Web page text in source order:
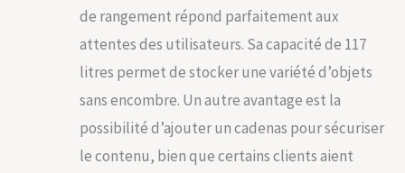
de rangement répond parfaitement aux
attentes des utilisateurs. Sa capacité de 117
litres permet de stocker une variété d’objets
sans encombre. Un autre avantage est la
possibilité d’ajouter un cadenas pour sécuriser
le contenu, bien que certains clients aient